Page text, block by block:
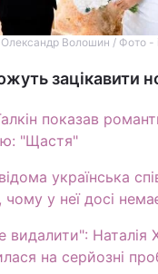
Олександр Волошин / Фото -
зацікавити
показав
"Щастя"
українська
чому у неї досі
видалити": Наталія
на серйозні